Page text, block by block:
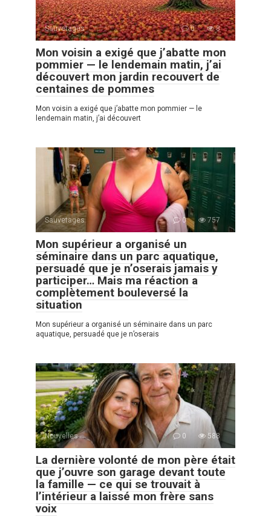
Sauvetages 0 8
Mon voisin a exigé que j’abatte mon
pommier — le lendemain matin, j’ai
découvert mon jardin recouvert de
centaines de pommes
Mon voisin a exigé que j’abatte mon pommier — le
lendemain matin, j’ai découvert
Sauvetages 0 757
Mon supérieur a organisé un
séminaire dans un parc aquatique,
persuadé que je n’oserais jamais y
participer… Mais ma réaction a
complètement bouleversé la
situation
Mon supérieur a organisé un séminaire dans un parc
aquatique, persuadé que je n’oserais
Nouvelles 0 588
La dernière volonté de mon père était
que j’ouvre son garage devant toute
la famille — ce qui se trouvait à
l’intérieur a laissé mon frère sans
voix